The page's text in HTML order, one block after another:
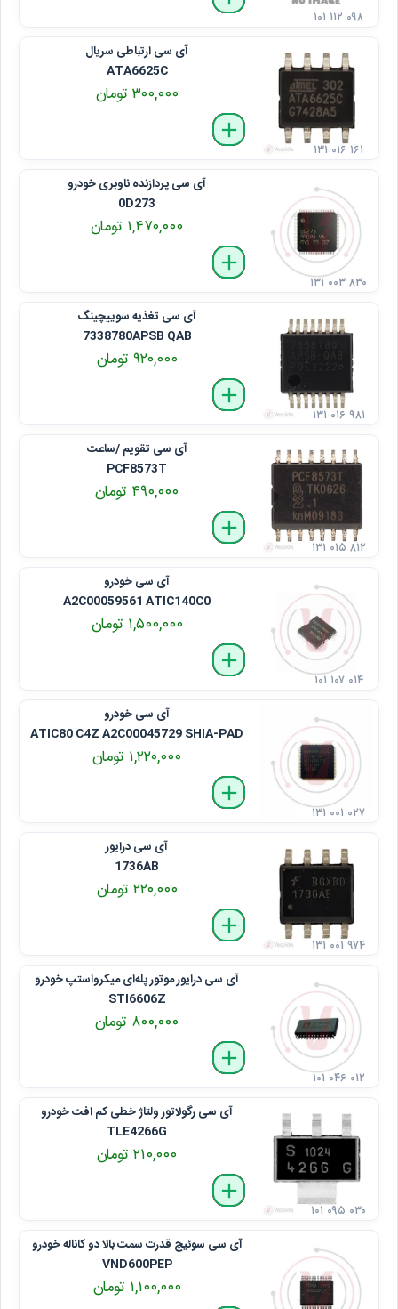
۱۰۱ ۱۱۲ ۰۹۸
آی سی ارتباطی سریال
ATA6625C
۳۰۰,۰۰۰ تومان
delete
remove
add
۱۳۱ ۰۱۶ ۱۶۱
آی سی پردازنده ناوبری خودرو
0D273
۱,۴۷۰,۰۰۰ تومان
delete
remove
add
۱۳۱ ۰۰۳ ۸۳۰
آی سی تغذیه سوییچینگ
7338780APSB QAB
۹۲۰,۰۰۰ تومان
delete
remove
add
۱۳۱ ۰۱۶ ۹۸۱
آی سی تقویم /ساعت
PCF8573T
۴۹۰,۰۰۰ تومان
delete
remove
add
۱۳۱ ۰۱۵ ۸۱۲
آی سی خودرو
A2C00059561 ATIC140C0
۱,۵۰۰,۰۰۰ تومان
delete
remove
add
۱۰۱ ۱۰۷ ۰۱۴
آی سی خودرو
ATIC80 C4Z A2C00045729 SHIA-PAD
۱,۲۲۰,۰۰۰ تومان
delete
remove
add
۱۳۱ ۰۰۱ ۰۲۷
آی سی درایور
1736AB
۲۲۰,۰۰۰ تومان
delete
remove
add
۱۳۱ ۰۰۱ ۹۷۴
آی سی درایور موتور پله‌ای میکرواستپ خودرو
STI6606Z
۸۰۰,۰۰۰ تومان
delete
remove
add
۱۰۱ ۰۴۶ ۰۱۲
آی سی رگولاتور ولتاژ خطی کم افت خودرو
TLE4266G
۲۱۰,۰۰۰ تومان
delete
remove
add
۱۰۱ ۰۹۵ ۰۳۰
آی سی سوئیچ قدرت سمت بالا دو کاناله خودرو
VND600PEP
۱,۱۰۰,۰۰۰ تومان